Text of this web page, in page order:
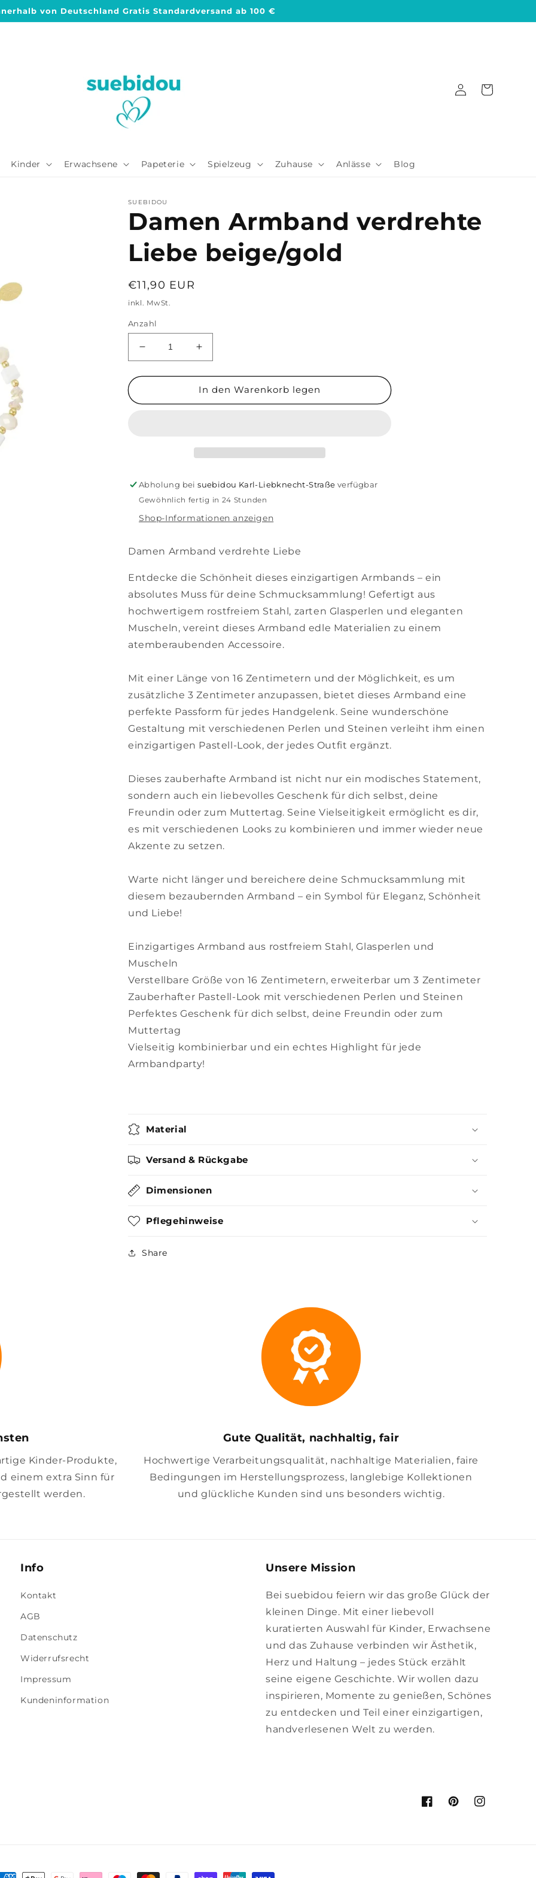
von Deutschland Gratis Standardversand ab 100 €
Kinder Erwachsene Papeterie Spielzeug Zuhause Anlässe Blog
Einloggen
Warenkorb
SUEBIDOU
Damen Armband verdrehte
Liebe beige/gold
Normaler
Preis
€11,90 EUR
inkl. MwSt.
Anzahl
Verringere
die
Menge
Damen
Erhöhe
die
Menge
für
Damen
In den Warenkorb legen
Abholung beisuebidou Karl-Liebknecht-Straße verfügbar
Gewöhnlich fertig in 24 Stunden
Shop-Informationen anzeigen
Damen Armband verdrehte Liebe
Entdecke die Schönheit dieses einzigartigen Armbands – ein
absolutes Muss für deine Schmucksammlung! Gefertigt aus
hochwertigem rostfreiem Stahl, zarten Glasperlen und eleganten
Muscheln, vereint dieses Armband edle Materialien zu einem
atemberaubenden Accessoire.
Mit einer Länge von 16 Zentimetern und der Möglichkeit, es um
zusätzliche 3 Zentimeter anzupassen, bietet dieses Armband eine
perfekte Passform für jedes Handgelenk. Seine wunderschöne
Gestaltung mit verschiedenen Perlen und Steinen verleiht ihm einen
einzigartigen Pastell-Look, der jedes Outfit ergänzt.
Dieses zauberhafte Armband ist nicht nur ein modisches Statement,
sondern auch ein liebevolles Geschenk für dich selbst, deine
Freundin oder zum Muttertag. Seine Vielseitigkeit ermöglicht es dir,
es mit verschiedenen Looks zu kombinieren und immer wieder neue
Akzente zu setzen.
Warte nicht länger und bereichere deine Schmucksammlung mit
diesem bezaubernden Armband – ein Symbol für Eleganz, Schönheit
und Liebe!
Einzigartiges Armband aus rostfreiem Stahl, Glasperlen und
Muscheln
Verstellbare Größe von 16 Zentimetern, erweiterbar um 3 Zentimeter
Zauberhafter Pastell-Look mit verschiedenen Perlen und Steinen
Perfektes Geschenk für dich selbst, deine Freundin oder zum
Muttertag
Vielseitig kombinierbar und ein echtes Highlight für jede
Armbandparty!
Material
Versand & Rückgabe
Dimensionen
Pflegehinweise
Share
Kinder-Produkte,
einem extra Sinn für
werden.
Gute Qualität, nachhaltig, fair
Hochwertige Verarbeitungsqualität, nachhaltige Materialien, faire
Bedingungen im Herstellungsprozess, langlebige Kollektionen
und glückliche Kunden sind uns besonders wichtig.
Info
Kontakt
AGB
Datenschutz
Widerrufsrecht
Impressum
Kundeninformation
Unsere Mission
Bei suebidou feiern wir das große Glück der
kleinen Dinge. Mit einer liebevoll
kuratierten Auswahl für Kinder, Erwachsene
und das Zuhause verbinden wir Ästhetik,
Herz und Haltung – jedes Stück erzählt
seine eigene Geschichte. Wir wollen dazu
inspirieren, Momente zu genießen, Schönes
zu entdecken und Teil einer einzigartigen,
handverlesenen Welt zu werden.
FacebookPinterestInstagram